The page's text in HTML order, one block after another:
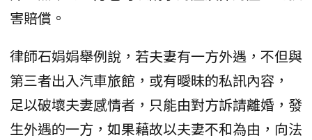
害賠償。
律師石娟娟舉例說，若夫妻有一方外遇，不但與
第三者出入汽車旅館，或有曖昧的私訊內容，
足以破壞夫妻感情者，只能由對方訴請離婚，發
生外遇的一方，如果藉故以夫妻不和為由，向法